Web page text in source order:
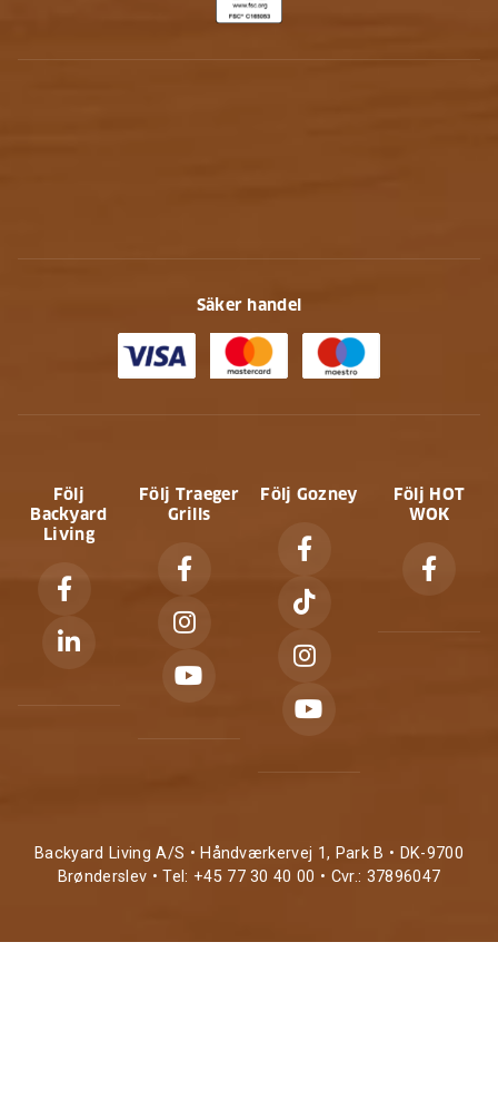
Säker handel
Följ
Backyard
Living
Följ Traeger
Grills
Följ Gozney
Följ HOT
WOK
Backyard Living A/S • Håndværkervej 1, Park B • DK-9700
Brønderslev • Tel: +45 77 30 40 00 • Cvr.: 37896047